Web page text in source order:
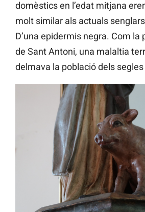
domèstics en l’edat mitjana
molt similar als actuals
D’una epidermis negra. Com la
de Sant Antoni, una malaltia
delmava la població dels segles